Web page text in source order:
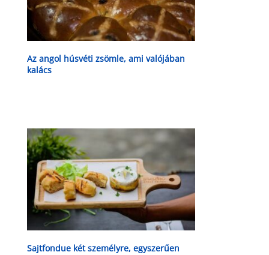
Az angol húsvéti zsömle, ami valójában
kalács
Sajtfondue két személyre, egyszerűen